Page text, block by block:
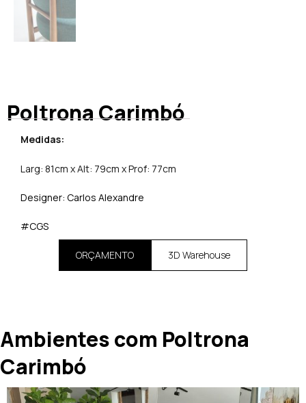
Poltrona Carimbó
Medidas:
Larg: 81cm x Alt: 79cm x Prof: 77cm
Designer: Carlos Alexandre
#CGS
ORÇAMENTO 3D Warehouse
Ambientes com Poltrona
Carimbó